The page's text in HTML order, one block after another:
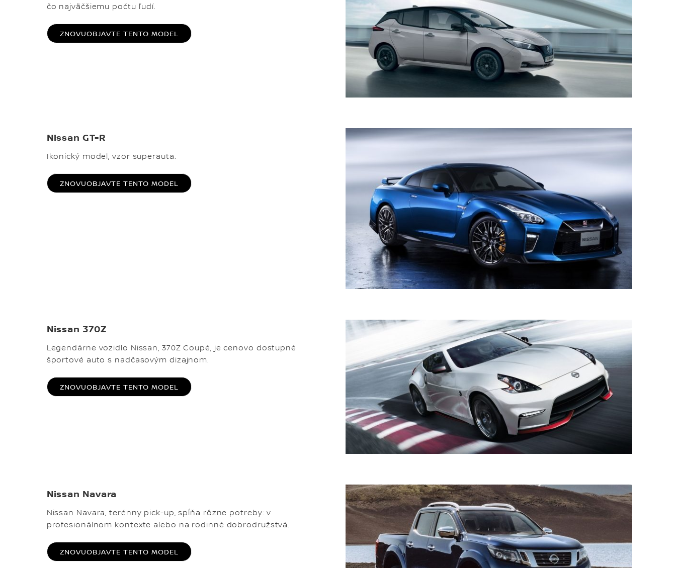
čo najväčšiemu počtu ľudí.
ZNOVUOBJAVTE TENTO MODEL
Nissan GT-R
Ikonický model, vzor superauta.
ZNOVUOBJAVTE TENTO MODEL
Nissan 370Z
Legendárne vozidlo Nissan, 370Z Coupé, je cenovo dostupné
športové auto s nadčasovým dizajnom.
ZNOVUOBJAVTE TENTO MODEL
Nissan Navara
Nissan Navara, terénny pick-up, spĺňa rôzne potreby: v
profesionálnom kontexte alebo na rodinné dobrodružstvá.
ZNOVUOBJAVTE TENTO MODEL